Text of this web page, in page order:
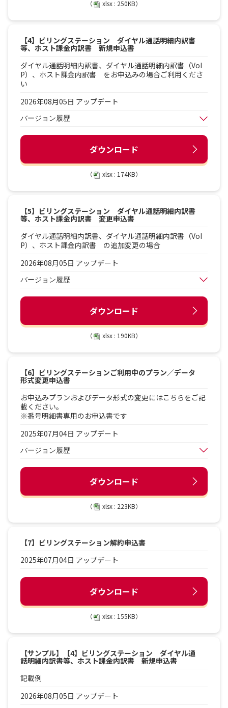
（ xlsx : 250KB）
【4】ビリングステーション ダイヤル通話明細内訳書
等、ホスト課金内訳書 新規申込書
ダイヤル通話明細内訳書、ダイヤル通話明細内訳書（VoI
P）、ホスト課金内訳書 をお申込みの場合ご利用くださ
い
2026年08月05日 アップデート
バージョン履歴
ダウンロード
（ xlsx : 174KB）
【5】ビリングステーション ダイヤル通話明細内訳書
等、ホスト課金内訳書 変更申込書
ダイヤル通話明細内訳書、ダイヤル通話明細内訳書（VoI
P）、ホスト課金内訳書 の追加変更の場合
2026年08月05日 アップデート
バージョン履歴
ダウンロード
（ xlsx : 190KB）
【6】ビリングステーションご利用中のプラン／データ
形式変更申込書
お申込みプランおよびデータ形式の変更にはこちらをご記
載ください。
※番号明細書専用のお申込書です
2025年07月04日 アップデート
バージョン履歴
ダウンロード
（ xlsx : 223KB）
【7】ビリングステーション解約申込書
2025年07月04日 アップデート
ダウンロード
（ xlsx : 155KB）
【サンプル】【4】ビリングステーション ダイヤル通
話明細内訳書等、ホスト課金内訳書 新規申込書
記載例
2026年08月05日 アップデート